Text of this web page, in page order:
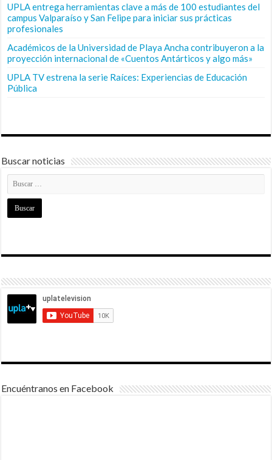
UPLA entrega herramientas clave a más de 100 estudiantes del
campus Valparaíso y San Felipe para iniciar sus prácticas
profesionales
Académicos de la Universidad de Playa Ancha contribuyeron a la
proyección internacional de «Cuentos Antárticos y algo más»
UPLA TV estrena la serie Raíces: Experiencias de Educación
Pública
Buscar noticias
Encuéntranos en Facebook